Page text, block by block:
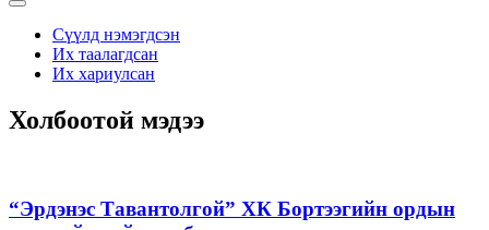
Сүүлд нэмэгдсэн
Их таалагдсан
Их хариулсан
Холбоотой мэдээ
“Эрдэнэс Тавантолгой” ХК Бортээгийн ордын